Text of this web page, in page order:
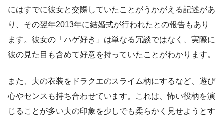
にはすでに彼女と交際していたことがうかがえる記述があ
り、その翌年2013年に結婚式が行われたとの報告もあり
ます。彼女の「ハゲ好き」は単なる冗談ではなく、実際に
彼の見た目も含めて好意を持っていたことがわかります。
また、夫の衣装をドラクエのスライム柄にするなど、遊び
心やセンスも持ち合わせています。これは、怖い役柄を演
じることが多い夫の印象を少しでも柔らかく見せようとす